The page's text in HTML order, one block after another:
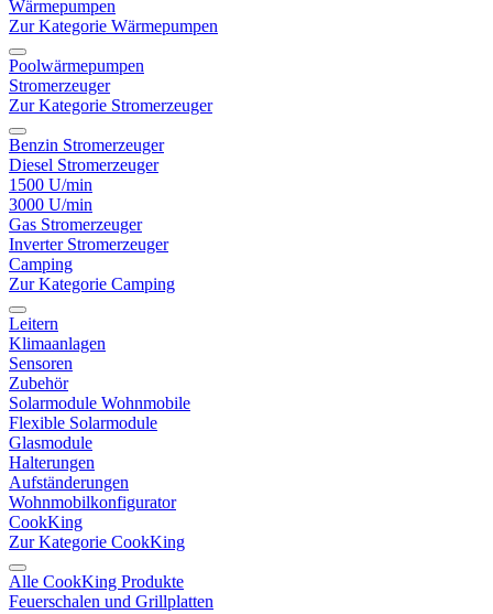
Wärmepumpen
Zur Kategorie Wärmepumpen
Poolwärmepumpen
Stromerzeuger
Zur Kategorie Stromerzeuger
Benzin Stromerzeuger
Diesel Stromerzeuger
1500 U/min
3000 U/min
Gas Stromerzeuger
Inverter Stromerzeuger
Camping
Zur Kategorie Camping
Leitern
Klimaanlagen
Sensoren
Zubehör
Solarmodule Wohnmobile
Flexible Solarmodule
Glasmodule
Halterungen
Aufständerungen
Wohnmobilkonfigurator
CookKing
Zur Kategorie CookKing
Alle CookKing Produkte
Feuerschalen und Grillplatten